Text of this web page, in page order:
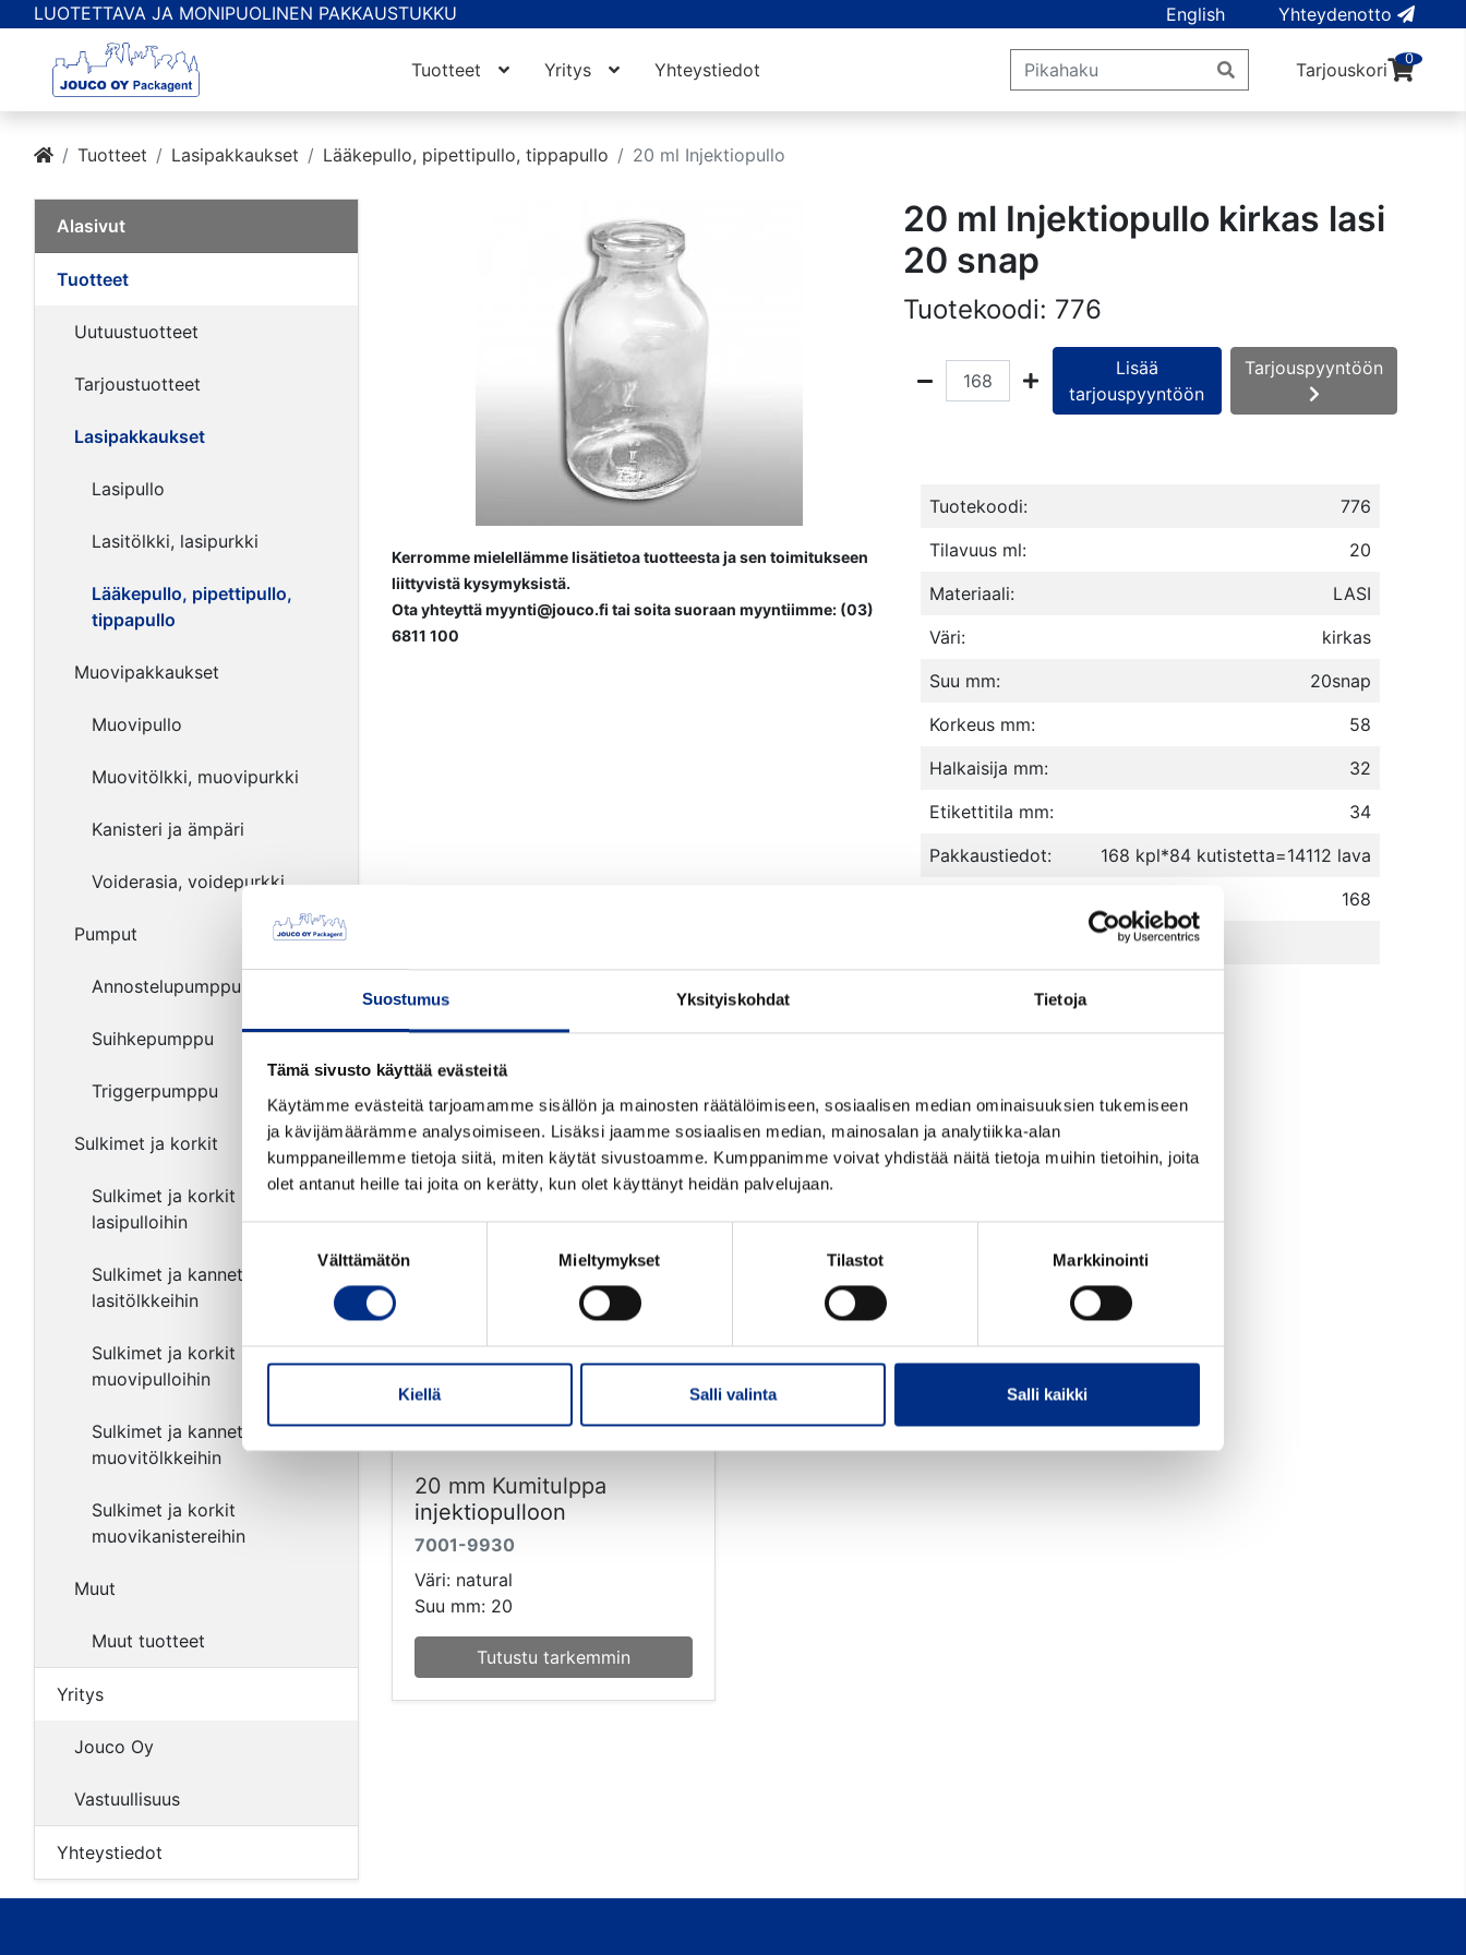
Suostumus Yksityiskohdat Tietoja
Tämä sivusto käyttää evästeitä
Käytämme evästeitä tarjoamamme sisällön ja mainosten räätälöimiseen, sosiaalisen median ominaisuuksien tukemiseen
ja kävijämäärämme analysoimiseen. Lisäksi jaamme sosiaalisen median, mainosalan ja analytiikka-alan
kumppaneillemme tietoja siitä, miten käytät sivustoamme. Kumppanimme voivat yhdistää näitä tietoja muihin tietoihin, joita
olet antanut heille tai joita on kerätty, kun olet käyttänyt heidän palvelujaan.
Välttämätön Mieltymykset Tilastot Markkinointi
Kiellä Salli valinta Salli kaikki
LUOTETTAVA JA MONIPUOLINEN PAKKAUSTUKKU English Yhteydenotto
Tuotteet Yritys Yhteystiedot Tarjouskori
0
Tuotteet Lasipakkaukset Lääkepullo, pipettipullo, tippapullo 20 ml Injektiopullo
Alasivut
Tuotteet
Uutuustuotteet
Tarjoustuotteet
Lasipakkaukset
Lasipullo
Lasitölkki, lasipurkki
Lääkepullo, pipettipullo,
tippapullo
Muovipakkaukset
Muovipullo
Muovitölkki, muovipurkki
Kanisteri ja ämpäri
Voiderasia, voidepurkki
Pumput
Annostelupumppu
Suihkepumppu
Triggerpumppu
Sulkimet ja korkit
Sulkimet ja korkit
lasipulloihin
Sulkimet ja kannet
lasitölkkeihin
Sulkimet ja korkit
muovipulloihin
Sulkimet ja kannet
muovitölkkeihin
Sulkimet ja korkit
muovikanistereihin
Muut
Muut tuotteet
Yritys
Jouco Oy
Vastuullisuus
Yhteystiedot
20 ml Injektiopullo kirkas lasi
20 snap
Kerromme mielellämme lisätietoa tuotteesta ja sen toimitukseen
liittyvistä kysymyksistä.
Ota yhteyttä myynti@jouco.fi tai soita suoraan myyntiimme: (03)
6811 100
Tuotekoodi: 776
Lisää
tarjouspyyntöön
Tarjouspyyntöön
Tuotekoodi:
776
Tilavuus ml:
20
Materiaali:
LASI
Väri:
kirkas
Suu mm:
20snap
Korkeus mm:
58
Halkaisija mm:
32
Etikettitila mm:
34
Pakkaustiedot:
168 kpl*84 kutistetta=14112 lava
168
Yhteensopivat tuotteet
20 mm Kumitulppa
injektiopulloon
7001-9930
Väri: natural
Suu mm: 20
Tutustu tarkemmin